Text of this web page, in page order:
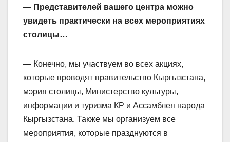
— Представителей вашего центра можно
увидеть практически на всех мероприятиях
столицы…
— Конечно, мы участвуем во всех акциях,
которые проводят правительство Кыргызстана,
мэрия столицы, Министерство культуры,
информации и туризма КР и Ассамблея народа
Кыргызстана. Также мы организуем все
мероприятия, которые празднуются в